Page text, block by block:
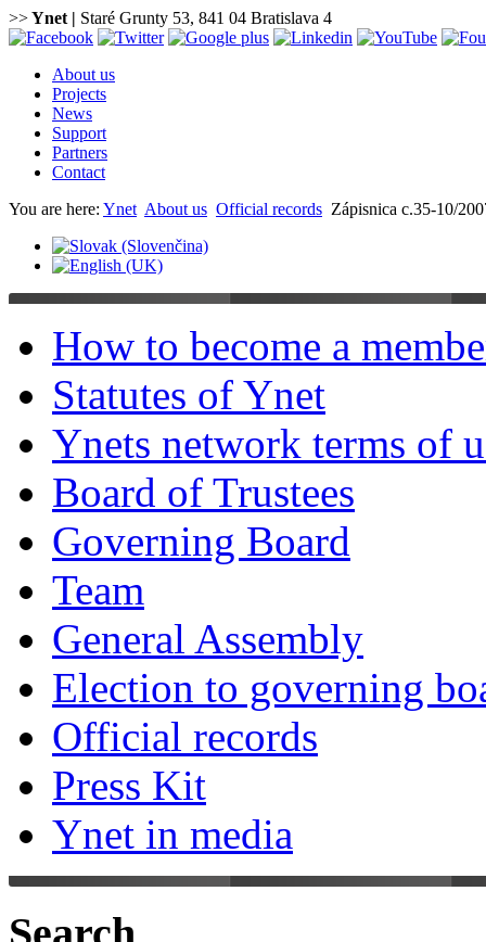
>>Ynet | Staré Grunty 53, 841 04 Bratislava 4
About us
Projects
News
Support
Partners
Contact
You are here: Ynet About us Official records Zápisnica c.35-10/
How to become a
Statutes of Ynet
Ynets network terms of
Board of Trustees
Governing Board
Team
General Assembly
Election to governing
Official records
Press Kit
Ynet in media